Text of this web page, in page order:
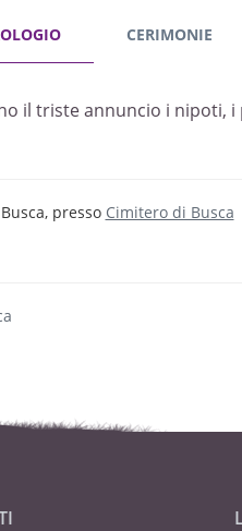
CERIMONIE
il triste annuncio i nipoti,
presso Cimitero di Busca